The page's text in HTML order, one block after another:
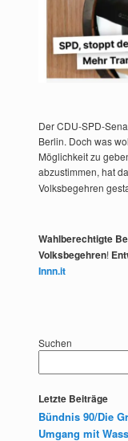
Der CDU-SPD-
Berlin. Doch was
Möglichkeit zu
abzustimmen, hat
Volksbegehren
Wahlberechtigte
Volksbegehren!
Innn.it
Suchen
Letzte Beiträge
Bündnis 90/Die
Umgang mit